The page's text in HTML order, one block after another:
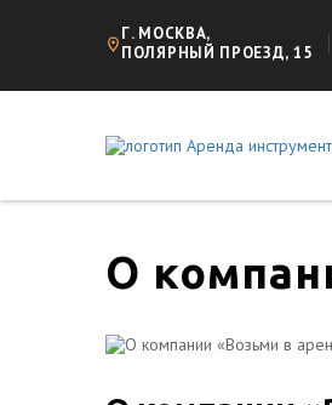
Г. МОСКВА,
ПОЛЯРНЫЙ ПРОЕЗД, 15
О